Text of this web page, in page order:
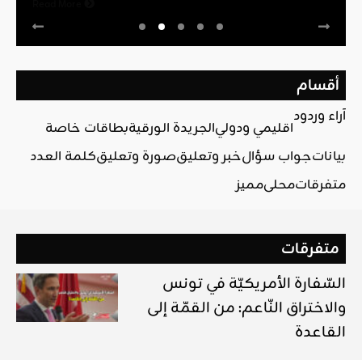
أقسام
آراء وردود
اقليمي ودوليالجريدة الورقيةبطاقات خاصة
بياناتجواب سؤالخبر وتعليقصورة وتعليقكلمة العدد
متفرقاتمحليمميز
متفرقات
السّفارة الأمريكيّة في تونس
والاختراق النّاعم: من القمّة إلى
القاعدة